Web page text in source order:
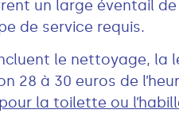
un large éventail
de service requis.
le nettoyage, la
28 à 30 euros de
la toilette ou